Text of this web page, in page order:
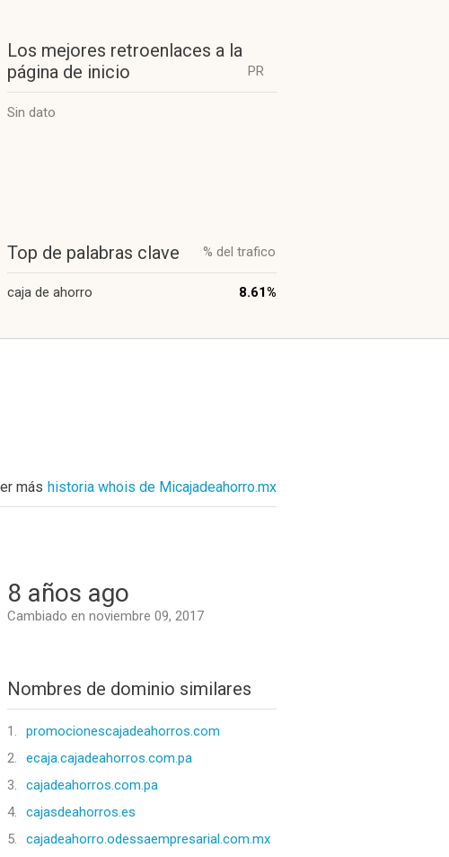
Los mejores retroenlaces a la
página de inicio
PR
Sin dato
Top de palabras clave % del trafico
caja de ahorro 8.61%
más historia whois de Micajadeahorro.mx
8 años ago
Cambiado en noviembre 09, 2017
Nombres de dominio similares
1.
promocionescajadeahorros.com
2.
ecaja.cajadeahorros.com.pa
3.
cajadeahorros.com.pa
4.
cajasdeahorros.es
5.
cajadeahorro.odessaempresarial.com.mx